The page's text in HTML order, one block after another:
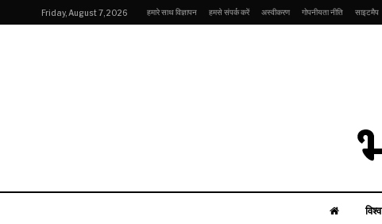
Friday, August 7, 2026 हमारे साथ विज्ञापन हमसे संपर्क करें अस्वीकरण गोपनीयता नीति साइटमैप
विश्व